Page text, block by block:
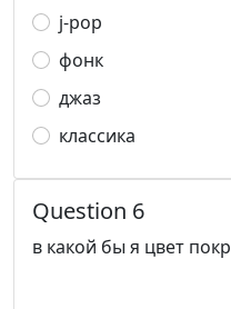
j-pop
фонк
джаз
классика
Question 6
в какой бы я цвет